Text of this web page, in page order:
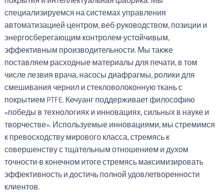
специализируемся на системах управления
автоматизацией-центром, веб-руководством, позиции и
энергосберегающим контролем-устойчивым,
эффективным производительности. Мы также
поставляем расходные материалы для печати, в том
числе лезвия врача, насосы диафрагмы, ролики для
смешивания чернил и стекловолоконную ткань с
покрытием PTFE. Кечуанг поддерживает философию
«победы в технологиях и инновациях, сильных в науке и
творчестве». Используемые инновациями, мы стремимся
к превосходству мирового класса, стремясь к
совершенству с тщательным отношением и духом
точности-в конечном итоге стремясь максимизировать
эффективность и достичь полной удовлетворенности
клиентов.